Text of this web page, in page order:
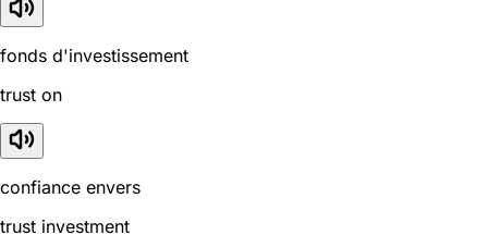
fonds d'investissement
trust on
confiance envers
trust investment